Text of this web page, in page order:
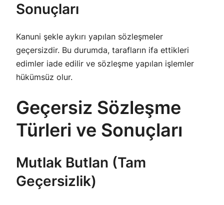
Sonuçları
Kanuni şekle aykırı yapılan sözleşmeler
geçersizdir. Bu durumda, tarafların ifa ettikleri
edimler iade edilir ve sözleşme yapılan işlemler
hükümsüz olur.
Geçersiz Sözleşme
Türleri ve Sonuçları
Mutlak Butlan (Tam
Geçersizlik)